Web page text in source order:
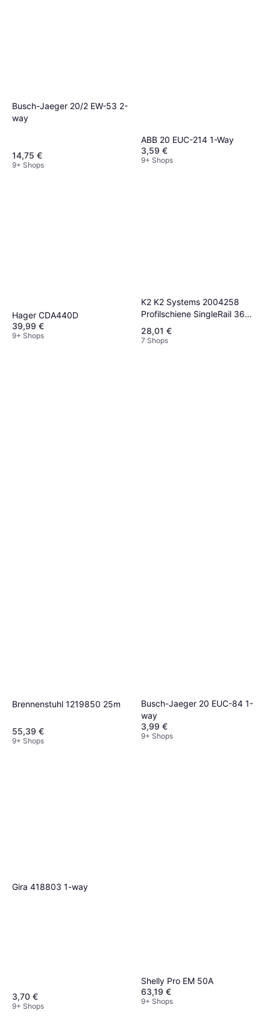
Busch-Jaeger 20/2 EW-53 2-
way
14,75 €
9+ Shops
ABB 20 EUC-214 1-Way
3,59 €
9+ Shops
Hager CDA440D
39,99 €
9+ Shops
K2 K2 Systems 2004258
Profilschiene SingleRail 36
3,65m
28,01 €
7 Shops
Brennenstuhl 1219850 25m
55,39 €
9+ Shops
Busch-Jaeger 20 EUC-84 1-
way
3,99 €
9+ Shops
Gira 418803 1-way
3,70 €
9+ Shops
Shelly Pro EM 50A
63,19 €
9+ Shops